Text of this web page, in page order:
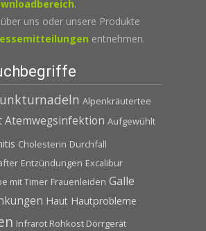
.
uns oder unsere Produkte
entnehmen.
Alpenkräutertee
Atemwegsinfektion Aufgewühlt
Cholesterin Durchfall
Entzündungen Excalibur
mit Timer Frauenleiden Galle
Haut Hautprobleme
Infrarot Rohkost Dörrgerät